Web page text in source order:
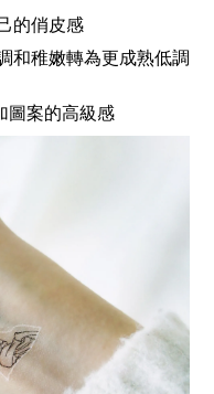
的俏皮感
和稚嫩轉為更成熟低調
圖案的高級感